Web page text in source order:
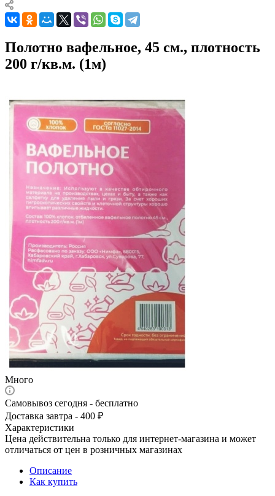
Полотно вафельное, 45 см., плотность
200 г/кв.м. (1м)
Много
Самовывоз сегодня - бесплатно
Доставка завтра - 400 ₽
Характеристики
Цена действительна только для интернет-магазина и может
отличаться от цен в розничных магазинах
Описание
Как купить